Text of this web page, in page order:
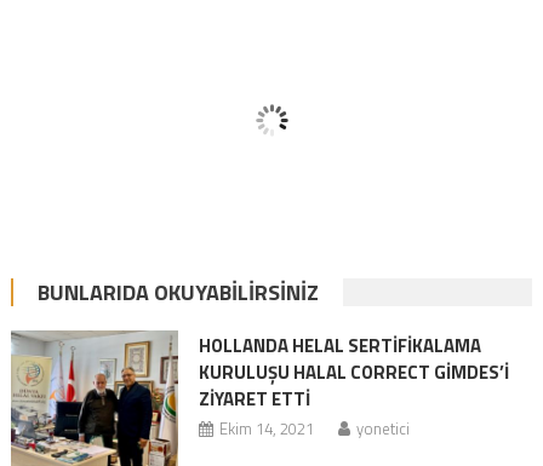
BUNLARIDA OKUYABILIRSINIZ
HOLLANDA HELAL SERTİFİKALAMA
KURULUŞU HALAL CORRECT GİMDES’İ
ZİYARET ETTİ
Ekim 14, 2021 yonetici